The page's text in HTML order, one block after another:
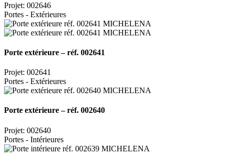
Projet: 002646
Portes - Extérieures
Porte extérieure – réf. 002641
Projet: 002641
Portes - Extérieures
Porte extérieure – réf. 002640
Projet: 002640
Portes - Intérieures